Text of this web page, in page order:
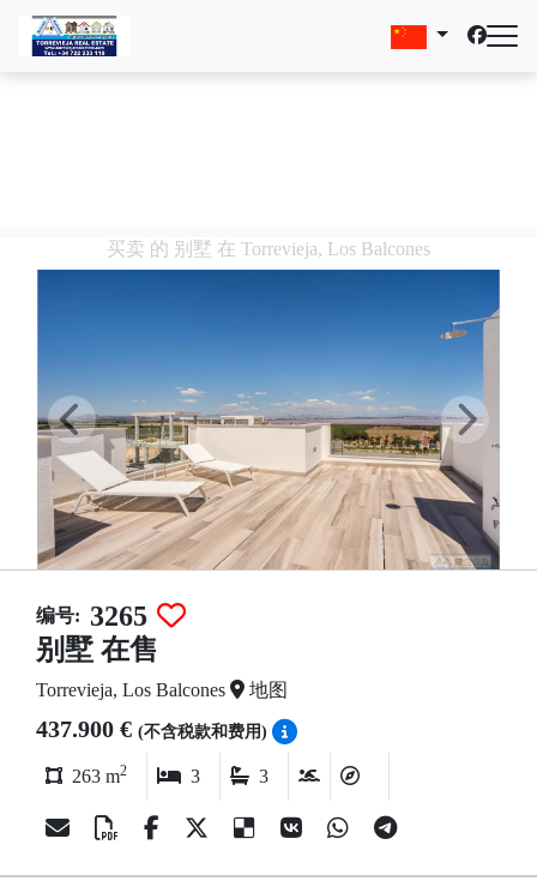
买卖 的 别墅 在 Torrevieja, Los Balcones
编号: 3265
别墅 在售
Torrevieja, Los Balcones 地图
437.900 € (不含税款和费用)
263 m2 3 3